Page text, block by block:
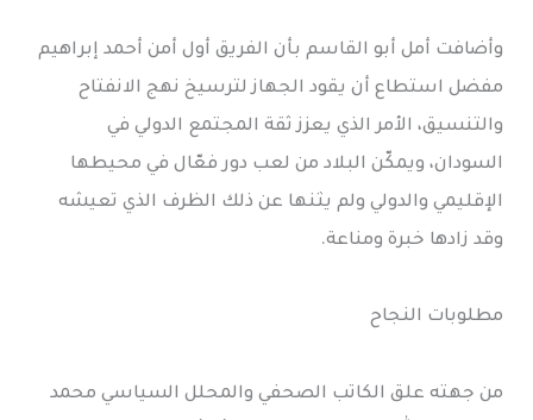
وأضافت أمل أبو القاسم بأن الفريق أول أمن أحمد إبراهيم
مفضل استطاع أن يقود الجهاز لترسيخ نهج الانفتاح
والتنسيق، الأمر الذي يعزز ثقة المجتمع الدولي في
السودان، ويمكّن البلاد من لعب دور فعّال في محيطها
الإقليمي والدولي ولم يثنها عن ذلك الظرف الذي تعيشه
وقد زادها خبرة ومناعة.
مطلوبات النجاح
من جهته علق الكاتب الصحفي والمحلل السياسي محمد